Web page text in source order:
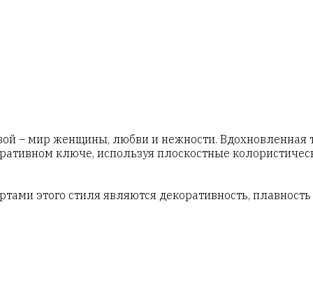
– мир женщины, любви и нежности. Вдохновленная
ключе, используя плоскостные
этого стиля являются декоративность, плавность